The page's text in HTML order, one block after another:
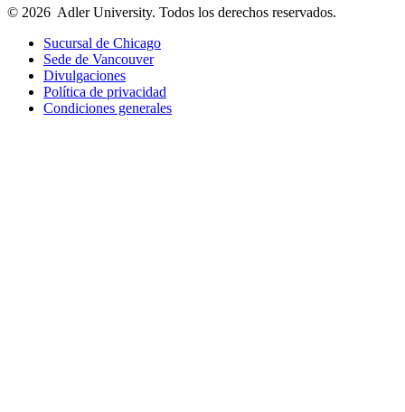
© 2026 Adler University. Todos los derechos reservados.
Sucursal de Chicago
Sede de Vancouver
Divulgaciones
Política de privacidad
Condiciones generales